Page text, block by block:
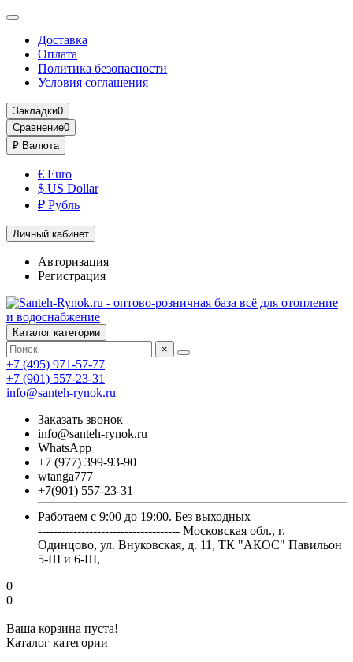
Доставка
Оплата
Политика безопасности
Условия соглашения
Закладки0
Сравнение0
₽ Валюта
€ Euro
$ US Dollar
₽ Рубль
Личный кабинет
Авторизация
Регистрация
Каталог категории
×
+7 (495) 971-57-77
+7 (901) 557-23-31
info@santeh-rynok.ru
Заказать звонок
info@santeh-rynok.ru
WhatsApp
+7 (977) 399-93-90
wtanga777
+7(901) 557-23-31
Работаем с 9:00 до 19:00. Без выходных
------------------------------------ Московская обл., г.
Одинцово, ул. Внуковская, д. 11, ТК "АКОС" Павильон
5-Ш и 6-Ш,
0
0
Ваша корзина пуста!
Каталог категории